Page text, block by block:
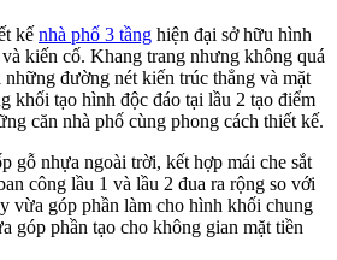
kế nhà phố 3 tầng hiện đại sở hữu hình
kiến cố. Khang trang nhưng không quá
đường nét kiến trúc thẳng và mặt
khối tạo hình độc đáo tại lầu 2 tạo điểm
căn nhà phố cùng phong cách thiết kế.
gỗ nhựa ngoài trời, kết hợp mái che sắt
công lầu 1 và lầu 2 đua ra rộng so với
vừa góp phần làm cho hình khối chung
góp phần tạo cho không gian mặt tiền